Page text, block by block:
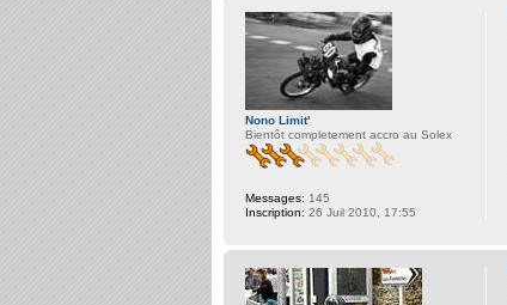
Nono Limit'
Bientôt completement accro au Solex
Messages: 145
Inscription: 26 Juil 2010, 17:55